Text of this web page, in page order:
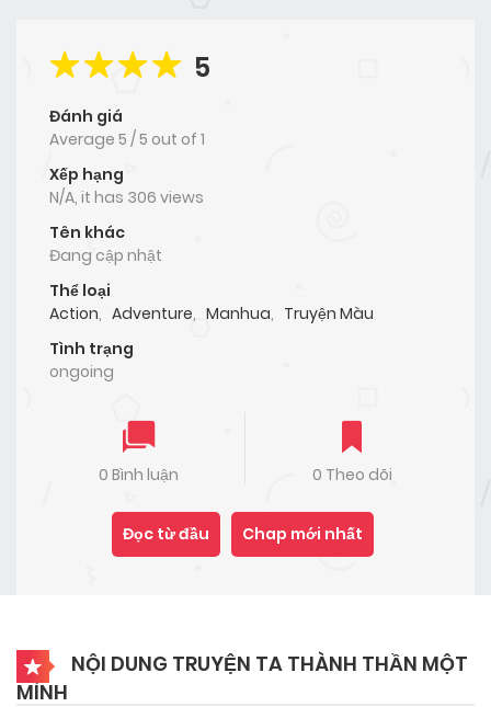
5
Đánh giá
Average 5 /5 out of 1
Xếp hạng
N/A, it has 306 views
Tên khác
Đang cập nhật
Thể loại
Action, Adventure, Manhua, Truyện Màu
Tình trạng
ongoing
0 Bình luận 0 Theo dõi
Đọc từ đầu Chap mới nhất
NỘI DUNG TRUYỆN TA THÀNH THẦN MỘT
MÌNH